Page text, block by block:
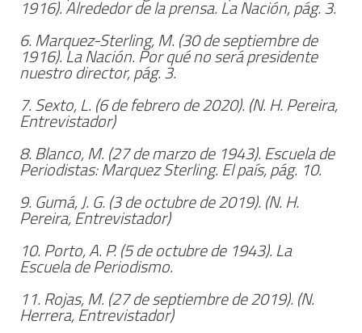
1916). Alrededor de la prensa.La Nación, pág. 3.
6. Marquez-Sterling, M. (30 de septiembre de
1916). La Nación.Por qué no será presidente
nuestro director, pág. 3.
7. Sexto, L. (6 de febrero de 2020). (N. H. Pereira,
Entrevistador)
8. Blanco, M. (27 de marzo de 1943). Escuela de
Periodistas: Marquez Sterling.El país, pág. 10.
9. Gumá, J. G. (3 de octubre de 2019). (N. H.
Pereira, Entrevistador)
10. Porto, A. P. (5 de octubre de 1943). La
Escuela de Periodismo.
11. Rojas, M. (27 de septiembre de 2019). (N.
Herrera, Entrevistador)